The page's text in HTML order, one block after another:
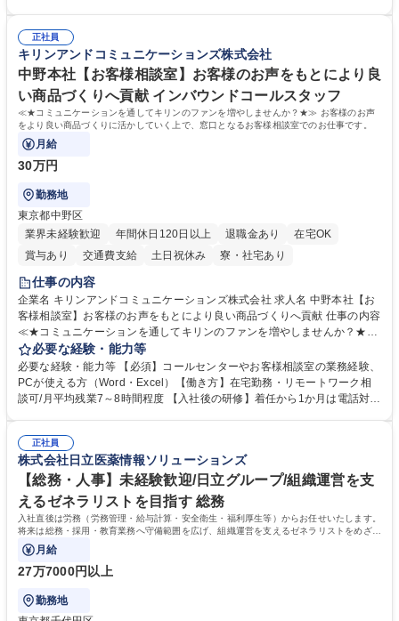
募集職種 【大阪・京都・滋賀】営業事務 ※未経験可
えて、お客様や社員の状況に合わせ、能動的なサポート、改善の動きも期
待され。組織を支えるスペシャリストとして、チームに貢献し、結果的に
社員から頼られる存在になることができます。平均19:30の退勤以降の業
務の持ち帰りも禁止されており、メリハリのある働き方となります。 学
歴・資格 学歴：大学院 大学 高専 短大 語学力： 資格：
正社員
キリンアンドコミュニケーションズ株式会社
中野本社【お客様相談室】お客様のお声をもとにより良
い商品づくりへ貢献 インバウンドコールスタッフ
≪★コミュニケーションを通してキリンのファンを増やしませんか？★≫ お客様のお声
をより良い商品づくりに活かしていく上で、窓口となるお客様相談室でのお仕事です。
月給
30万円
勤務地
東京都中野区
業界未経験歓迎
年間休日120日以上 退職金あり
在宅OK
賞与あり
交通費支給 土日祝休み 寮・社宅あり
仕事の内容
企業名 キリンアンドコミュニケーションズ株式会社 求人名 中野本社【お
客様相談室】お客様のお声をもとにより良い商品づくりへ貢献 仕事の内容
≪★コミュニケーションを通してキリンのファンを増やしませんか？★≫
お客様のお声をより良い商品づくりに活かしていく上で、窓口となるお客
様相談室でのお仕事です。 日々お客様からいただくキリングループへのご
意見を、企業活動に活かしています。お客様からの声に迅速かつ誠意をも
って対応、情報提供するとともにグループ内活動に反映しています。 【具
平均100件前後■メール・手紙：同上40件前後 募集職種 中野本社【お客様
相談室】お客様のお声をもとにより良い商品づくりへ貢献
必要な経験・能力等
必要な経験・能力等 【必須】コールセンターやお客様相談室の業務経験、
PCが使える方（Word・Excel）【働き方】在宅勤務・リモートワーク相
談可/月平均残業7～8時間程度 【入社後の研修】着任から1か月は電話対応
すのでご安心ください。 【当社について】キリングループの広報機能を担
う会社として、お客様との出会いを大切にし、磨き上げたホスピタリティ
を込めてコミュニケーションをとりながら広報関連業務を行っておりま
す。 学歴・資格 学歴：大学院 大学 高専 短大 専修学校 高校 語学力： 資
格：
正社員
株式会社日立医薬情報ソリューションズ
【総務・人事】未経験歓迎/日立グループ/組織運営を支
えるゼネラリストを目指す 総務
入社直後は労務（労務管理・給与計算・安全衛生・福利厚生等）からお任せいたします。
将来は総務・採用・教育業務へ守備範囲を広げ、組織運営を支えるゼネラリストをめざせ
ます。
月給
27万7000円以上
勤務地